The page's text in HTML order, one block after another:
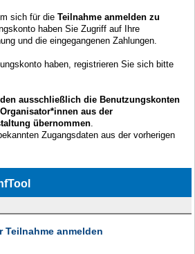
sich für die Teilnahme anmelden zu
haben Sie Zugriff auf Ihre
und die eingegangenen Zahlungen.
haben, registrieren Sie sich bitte
ausschließlich die Benutzungskonten
aus der
übernommen
Zugangsdaten aus der vorherigen
Teilnahme anmelden